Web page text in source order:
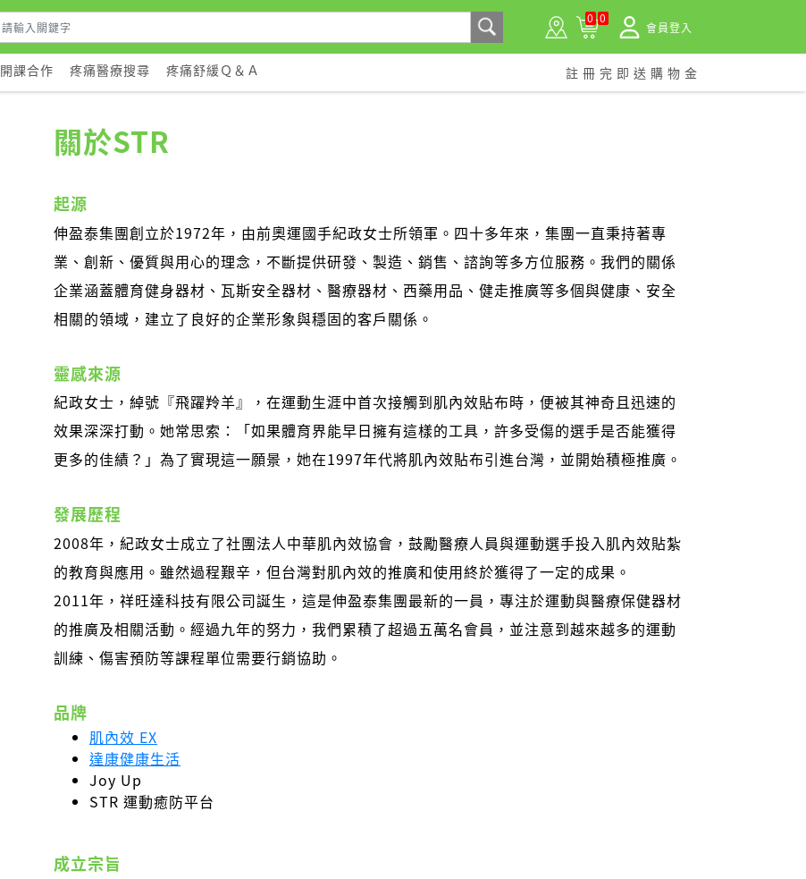
0 0
會員登入
開課合作 疼痛醫療搜尋 疼痛舒緩Ｑ＆Ａ 註冊完即送購物金
關於STR
起源
伸盈泰集團創立於1972年，由前奧運國手紀政女士所領軍。四十多年來，集團一直秉持著專
業、創新、優質與用心的理念，不斷提供研發、製造、銷售、諮詢等多方位服務。我們的關係
企業涵蓋體育健身器材、瓦斯安全器材、醫療器材、西藥用品、健走推廣等多個與健康、安全
相關的領域，建立了良好的企業形象與穩固的客戶關係。
靈感來源
紀政女士，綽號『飛躍羚羊』，在運動生涯中首次接觸到肌內效貼布時，便被其神奇且迅速的
效果深深打動。她常思索：「如果體育界能早日擁有這樣的工具，許多受傷的選手是否能獲得
更多的佳績？」為了實現這一願景，她在1997年代將肌內效貼布引進台灣，並開始積極推廣。
發展歷程
2008年，紀政女士成立了社團法人中華肌內效協會，鼓勵醫療人員與運動選手投入肌內效貼紮
的教育與應用。雖然過程艱辛，但台灣對肌內效的推廣和使用終於獲得了一定的成果。
2011年，祥旺達科技有限公司誕生，這是伸盈泰集團最新的一員，專注於運動與醫療保健器材
的推廣及相關活動。經過九年的努力，我們累積了超過五萬名會員，並注意到越來越多的運動
訓練、傷害預防等課程單位需要行銷協助。
品牌
肌內效 EX
達康健康生活
Joy Up
STR 運動癒防平台
成立宗旨